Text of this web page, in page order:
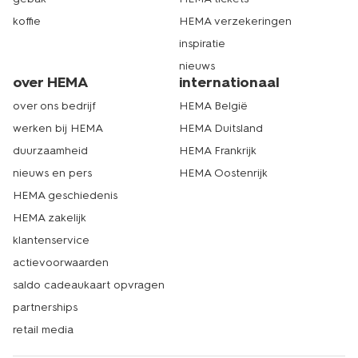
koffie
HEMA verzekeringen
inspiratie
nieuws
over HEMA
over ons bedrijf
werken bij HEMA
duurzaamheid
nieuws en pers
HEMA geschiedenis
HEMA zakelijk
klantenservice
actievoorwaarden
saldo cadeaukaart opvragen
partnerships
retail media
internationaal
HEMA België
HEMA Duitsland
HEMA Frankrijk
HEMA Oostenrijk